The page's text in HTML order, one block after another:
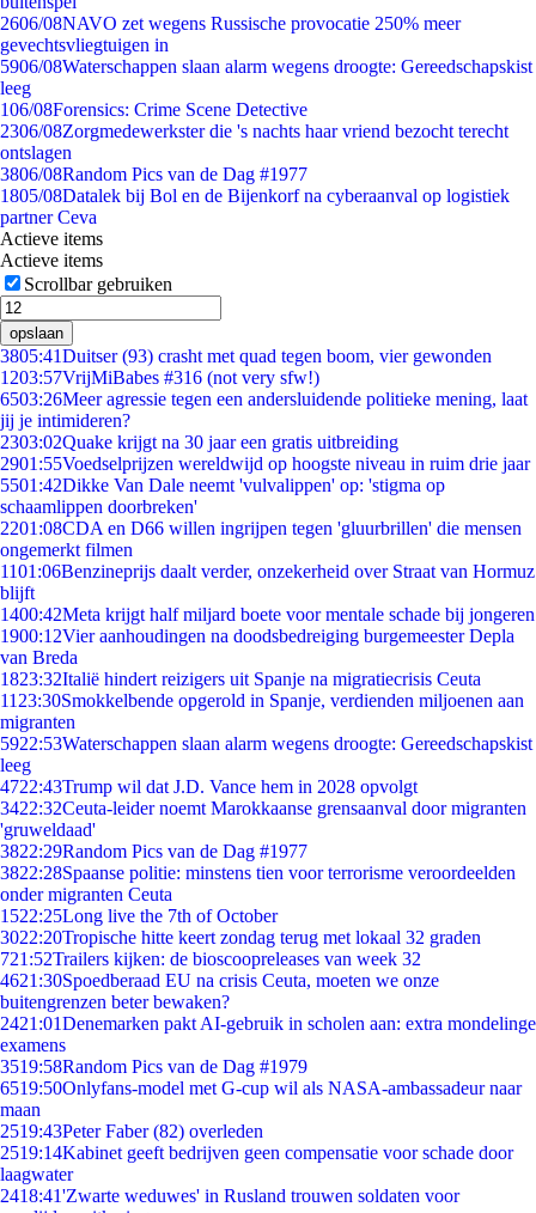
2606/08NAVO zet wegens Russische provocatie 250% meer
gevechtsvliegtuigen in
5906/08Waterschappen slaan alarm wegens droogte: Gereedschapskist
leeg
106/08Forensics: Crime Scene Detective
2306/08Zorgmedewerkster die 's nachts haar vriend bezocht terecht
ontslagen
3806/08Random Pics van de Dag #1977
1805/08Datalek bij Bol en de Bijenkorf na cyberaanval op logistiek
partner Ceva
Actieve items
Actieve items
Scrollbar gebruiken
opslaan
3805:41Duitser (93) crasht met quad tegen boom, vier gewonden
1203:57VrijMiBabes #316 (not very sfw!)
6503:26Meer agressie tegen een andersluidende politieke mening, laat
jij je intimideren?
2303:02Quake krijgt na 30 jaar een gratis uitbreiding
2901:55Voedselprijzen wereldwijd op hoogste niveau in ruim drie jaar
5501:42Dikke Van Dale neemt 'vulvalippen' op: 'stigma op
schaamlippen doorbreken'
2201:08CDA en D66 willen ingrijpen tegen 'gluurbrillen' die mensen
ongemerkt filmen
1101:06Benzineprijs daalt verder, onzekerheid over Straat van Hormuz
blijft
1400:42Meta krijgt half miljard boete voor mentale schade bij jongeren
1900:12Vier aanhoudingen na doodsbedreiging burgemeester Depla
van Breda
1823:32Italië hindert reizigers uit Spanje na migratiecrisis Ceuta
11 23:30Smokkelbende opgerold in Spanje, verdienden miljoenen aan
migranten
5922:53Waterschappen slaan alarm wegens droogte: Gereedschapskist
leeg
4722:43Trump wil dat J.D. Vance hem in 2028 opvolgt
3422:32Ceuta-leider noemt Marokkaanse grensaanval door migranten
'gruweldaad'
3822:29Random Pics van de Dag #1977
3822:28Spaanse politie: minstens tien voor terrorisme veroordeelden
onder migranten Ceuta
1522:25Long live the 7th of October
3022:20Tropische hitte keert zondag terug met lokaal 32 graden
721:52Trailers kijken: de bioscoopreleases van week 32
4621:30Spoedberaad EU na crisis Ceuta, moeten we onze
buitengrenzen beter bewaken?
2421:01Denemarken pakt AI-gebruik in scholen aan: extra mondelinge
examens
3519:58Random Pics van de Dag #1979
6519:50Onlyfans-model met G-cup wil als NASA-ambassadeur naar
maan
2519:43Peter Faber (82) overleden
2519:14Kabinet geeft bedrijven geen compensatie voor schade door
laagwater
2418:41'Zwarte weduwes' in Rusland trouwen soldaten voor